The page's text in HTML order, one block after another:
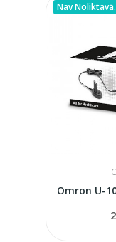
Nav Noliktavā.